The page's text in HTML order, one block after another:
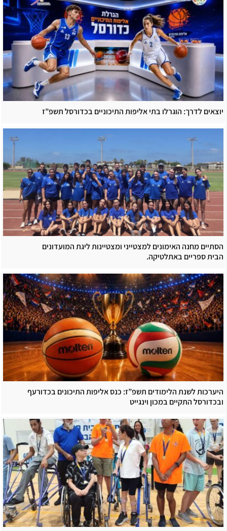
יוצאים לדרך: הוגרלו בתי אליפות התיכוניים בכדורסל תשפ”ז
הסתיים מחנה האימונים למצטייני ומצטיינות ליגת המועדונים
הבית ספריים באתלטיקה.
היערכות לשנת הלימודים תשפ”ז: כנס אליפות התיכונים בכדורעף
ובכדורסל התקיים במכון וינגייט